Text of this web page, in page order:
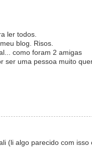
ler todos.
blog. Risos.
como foram 2 amigas
ser uma pessoa muito
(li algo parecido com isso